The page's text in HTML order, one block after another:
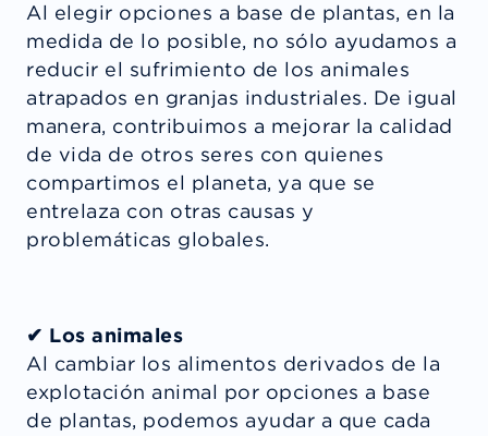
Al elegir opciones a base de plantas, en la
medida de lo posible, no sólo ayudamos a
reducir el sufrimiento de los animales
atrapados en granjas industriales. De igual
manera, contribuimos a mejorar la calidad
de vida de otros seres con quienes
compartimos el planeta, ya que se
entrelaza con otras causas y
problemáticas globales.
✔ Los animales
Al cambiar los alimentos derivados de la
explotación animal por opciones a base
de plantas, podemos ayudar a que cada